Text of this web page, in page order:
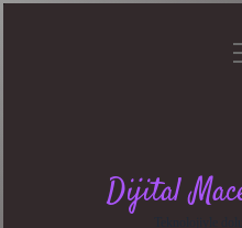
Dijital